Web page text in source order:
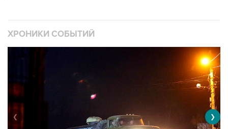
ХРОНИКИ СОБЫТИЙ
❮ ❯